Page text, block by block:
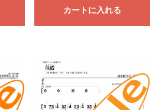
カートに入れる